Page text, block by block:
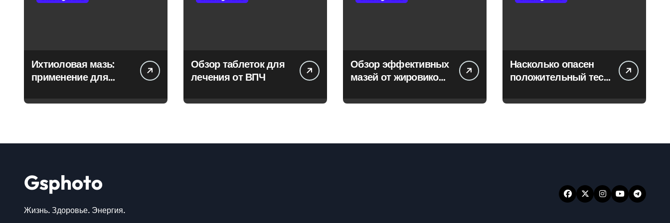
Ихтиоловая мазь:
применение для
Обзор таблеток для
лечения от ВПЧ
Обзор эффективных
мазей от жировиков
эффектом
Насколько опасен
положительный тест
Gsphoto
Жизнь. Здоровье. Энергия.